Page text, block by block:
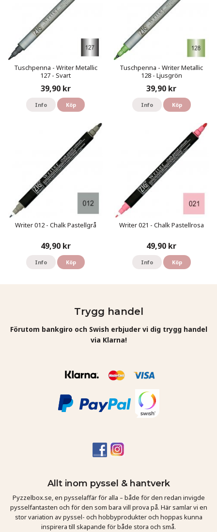
Tuschpenna - Writer Metallic
127 - Svart
39,90 kr
Info Köp
Tuschpenna - Writer Metallic
128 - Ljusgrön
39,90 kr
Info Köp
Writer 012 - Chalk Pastellgrå
49,90 kr
Info Köp
Writer 021 - Chalk Pastellrosa
49,90 kr
Info Köp
Trygg handel
Förutom bankgiro och Swish erbjuder vi dig trygg handel
via Klarna!
Allt inom pyssel & hantverk
Pyzzelbox.se, en pysselaffär för alla – både för den redan invigde
pysselfantasten och för den som bara vill prova på. Här samlar vi en
stor variation av pyssel- och hobbyprodukter och hoppas kunna
inspirera till skapande för både stora och små.